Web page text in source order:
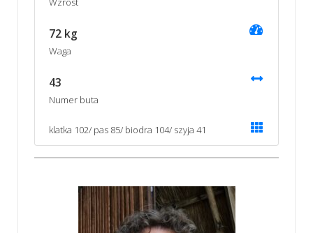
72 kg
Waga
43
Numer buta
klatka 102/ pas 85/ biodra 104/ szyja 41